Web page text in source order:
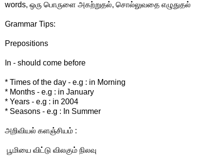
words, ஒரு பொருளை அகற்றுதல், சொல்லுவதை எழுதுதல்
Grammar Tips:
Prepositions
In - should come before
* Times of the day - e.g : in Morning
* Months - e.g : in January
* Years - e.g : in 2004
* Seasons - e.g : In Summer
அறிவியல் களஞ்சியம் :
பூமியை விட்டு விலகும் நிலவு